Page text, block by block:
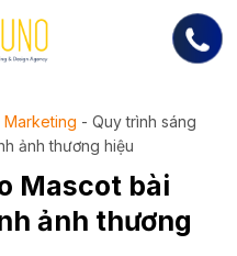
Marketing - Quy trình sáng
ảnh thương hiệu
Mascot bài
ảnh thương